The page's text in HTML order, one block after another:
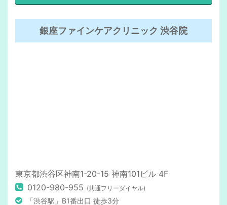
銀座ファインケアクリニック 渋谷院
東京都渋谷区神南1-20-15 神南101ビル 4F
0120-980-955 (共通フリーダイヤル)
「渋谷駅」B1番出口 徒歩3分